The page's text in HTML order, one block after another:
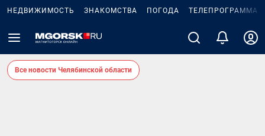
НЕДВИЖИМОСТЬ ЗНАКОМСТВА ПОГОДА ТЕЛЕПРОГРАММА
Все новости Челябинской области